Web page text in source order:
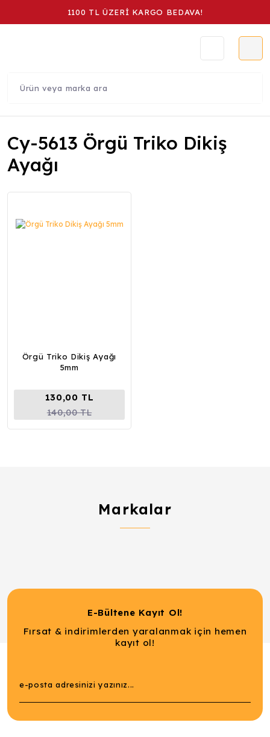
1100 TL ÜZERİ KARGO BEDAVA!
Cy-5613 Örgü Triko Dikiş
Ayağı
Örgü Triko Dikiş Ayağı
5mm
130,00 TL
140,00 TL
Markalar
E-Bültene Kayıt Ol!
Fırsat & indirimlerden yaralanmak için hemen
kayıt ol!